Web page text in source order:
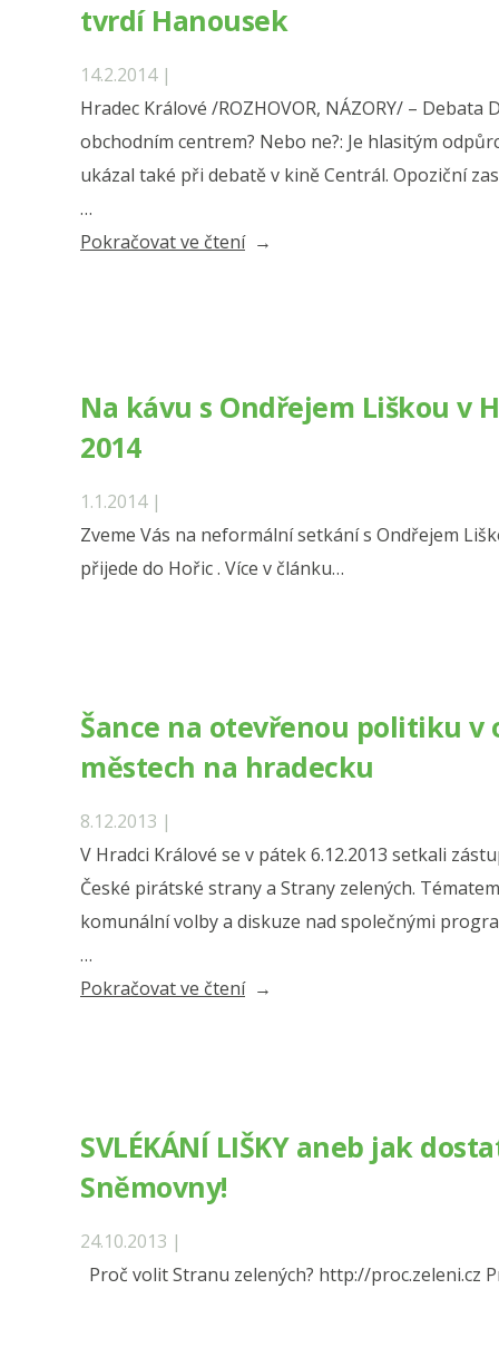
tvrdí Hanousek
14.2.2014 |
Hradec Králové /ROZHOVOR, NÁZORY/ – Debata
obchodním centrem? Nebo ne?: Je hlasitým
ukázal také při debatě v kině Centrál. Opoziční
…
Pokračovat ve čtení„Deník:
nechrání
Na kávu s Ondřejem Liškou v
2014
1.1.2014 |
Zveme Vás na neformální setkání s Ondřejem
přijede do Hořic . Více v článku…
Šance na otevřenou politiku v
městech na hradecku
8.12.2013 |
V Hradci Králové se v pátek 6.12.2013 setkali
České pirátské strany a Strany zelených.
komunální volby a diskuze nad společnými
…
Pokračovat ve čtení„Šance
obcích
hradecku“
SVLÉKÁNÍ LIŠKY aneb jak
Sněmovny!
24.10.2013 |
Proč volit Stranu zelených? http://proc.zeleni.cz